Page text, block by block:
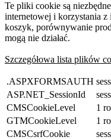
Te pliki cookie są
internetowej i korzystania
koszyk, porównywanie
mogą nie działać.
Szczegółowa lista plików
.ASPXFORMSAUTH
ASP.NET_SessionId
CMSCookieLevel
1
GTMCookieLevel
1
CMSCsrfCookie